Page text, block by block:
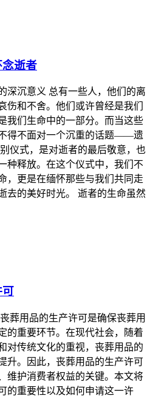
逝者
深沉意义 总有一些人，他们的离
伤和不舍。他们或许曾经是我们
我们生命中的一部分。而当这些
得不面对一个沉重的话题——遗
仪式，是对逝者的最后敬意，也
种释放。在这个仪式中，我们不
，更是在缅怀那些与我们共同走
去的美好时光。 逝者的生命虽然
可
葬用品的生产许可是确保丧葬用
的重要环节。在现代社会，随着
对传统文化的重视，丧葬用品的
升。因此，丧葬用品的生产许可
维护消费者权益的关键。本文将
的重要性以及如何申请这一许